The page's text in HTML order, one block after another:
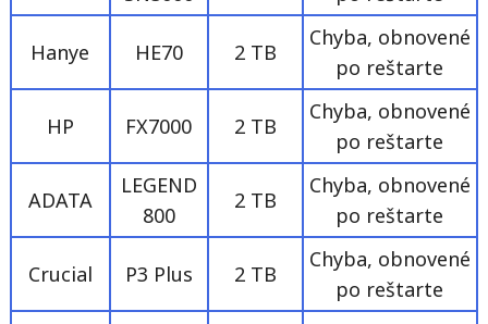
Hanye HE70 2 TB
Chyba, obnovené
po reštarte
HP FX7000 2 TB
Chyba, obnovené
po reštarte
ADATA
LEGEND
800
2 TB
Chyba, obnovené
po reštarte
Crucial P3 Plus 2 TB
Chyba, obnovené
po reštarte